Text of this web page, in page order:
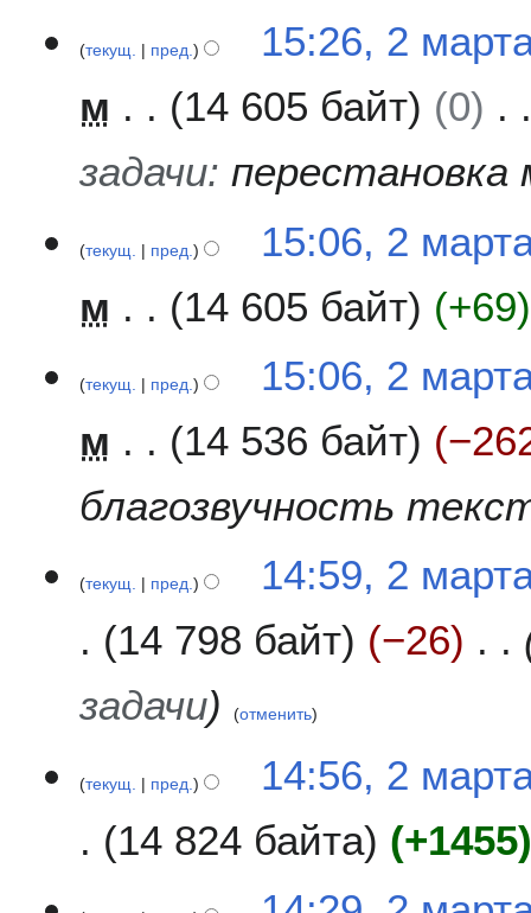
текущ. пред.
15:26, 2
м
14 605 байт
0
задачи:
текущ. пред.
15:06, 2
м
14 605 байт +69
текущ. пред.
15:06, 2
м
14 536 байт
благозвучность
текущ. пред.
14:59, 2
14 798 байт
−26
задачи
отменить
текущ. пред.
14:56, 2
14 824 байта
+1455